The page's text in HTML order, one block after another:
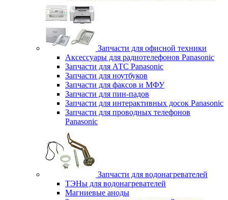
Запчасти для офисной техники
Аксессуары для радиотелефонов Panasonic
Запчасти для АТС Panasonic
Запчасти для ноутбуков
Запчасти для факсов и МФУ
Запчасти для пин-падов
Запчасти для интерактивных досок Panasonic
Запчасти для проводных телефонов
Panasonic
Запчасти для водонагревателей
ТЭНы для водонагревателей
Магниевые аноды